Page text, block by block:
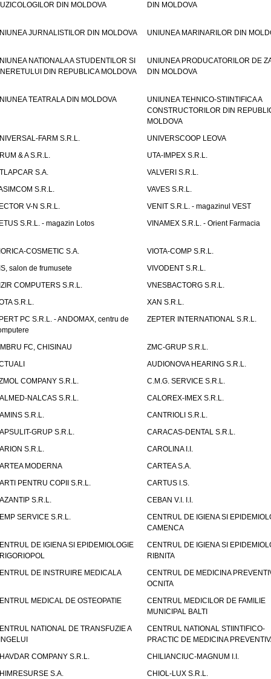
DIN MOLDOVA
DIN MOLDOVA
JURNALISTILOR DIN MOLDOVA UNIUNEA MARINARILOR DIN
NATIONALA A STUDENTILOR SI
DIN REPUBLICA MOLDOVA
UNIUNEA PRODUCATORILOR DE
DIN MOLDOVA
TEATRALA DIN MOLDOVA
UNIUNEA TEHNICO-STIINTIFICA A
CONSTRUCTORILOR DIN
MOLDOVA
FARM S.R.L.
UNIVERSCOOP LEOVA
& A S.R.L.
UTA-IMPEX S.R.L.
S.A.
VALVERI S.R.L.
S.R.L.
VAVES S.R.L.
V-N S.R.L.
VENIT S.R.L. - magazinul VEST
S.R.L. - magazin Lotos
VINAMEX S.R.L. - Orient Farmacia
COSMETIC S.A.
VIOTA-COMP S.R.L.
salon de frumusete
VIVODENT S.R.L.
COMPUTERS S.R.L.
VNESBACTORG S.R.L.
S.R.L.
XAN S.R.L.
PC S.R.L. - ANDOMAX, centru de
ZEPTER INTERNATIONAL S.R.L.
FC, CHISINAU
ZMC-GRUP S.R.L.
AUDIONOVA HEARING S.R.L.
COMPANY S.R.L.
C.M.G. SERVICE S.R.L.
NALCAS S.R.L.
CALOREX-IMEX S.R.L.
S.R.L.
CANTRIOLI S.R.L.
GRUP S.R.L.
CARACAS-DENTAL S.R.L.
S.R.L.
CAROLINA I.I.
MODERNA
CARTEA S.A.
PENTRU COPII S.R.L.
CARTUS I.S.
S.R.L.
CEBAN V.I. I.I.
SERVICE S.R.L.
CENTRUL DE IGIENA SI
CAMENCA
DE IGIENA SI EPIDEMIOLOGIE
CENTRUL DE IGIENA SI
RIBNITA
DE INSTRUIRE MEDICALA
CENTRUL DE MEDICINA
OCNITA
MEDICAL DE OSTEOPATIE
CENTRUL MEDICILOR DE FAMILIE
MUNICIPAL BALTI
NATIONAL DE TRANSFUZIE A
CENTRUL NATIONAL STIINTIFICO-
PRACTIC DE MEDICINA
COMPANY S.R.L.
CHILIANCIUC-MAGNUM I.I.
S.A.
CHIOL-LUX S.R.L.